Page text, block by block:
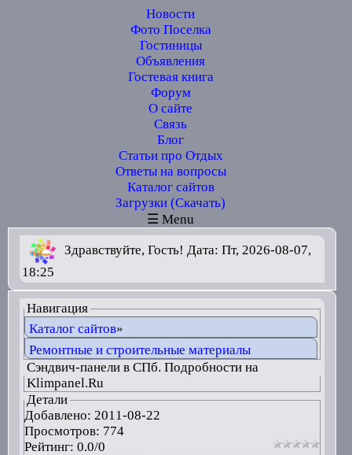
Новости
Фото Поселка
Гостиницы
Объявления
Гостевая книга
Форум
О сайте
Связь
Блог
Статьи про Отдых
Ответы на вопросы
Каталог сайтов
Загрузки (Скачать)
☰ Menu
Здравствуйте, Гость! Дата: Пт, 2026-08-07,
18:25
Навигация
Каталог сайтов»
Ремонтные и строительные материалы
Сэндвич-панели в СПб. Подробности на
Klimpanel.Ru
Детали
Добавлено: 2011-08-22
Просмотров: 774
Рейтинг: 0.0/0